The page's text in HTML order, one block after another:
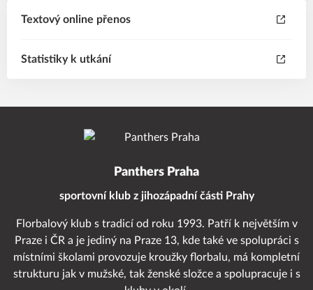
Textový online přenos
Statistiky k utkání
Panthers Praha
sportovní klub z jihozápadní části Prahy
Florbalový klub s tradicí od roku 1993. Patří k největším v
Praze i ČR a je jediný na Praze 13, kde také ve spolupráci s
místními školami provozuje kroužky florbalu, má kompletní
strukturu jak v mužské, tak ženské složce a spolupracuje i s